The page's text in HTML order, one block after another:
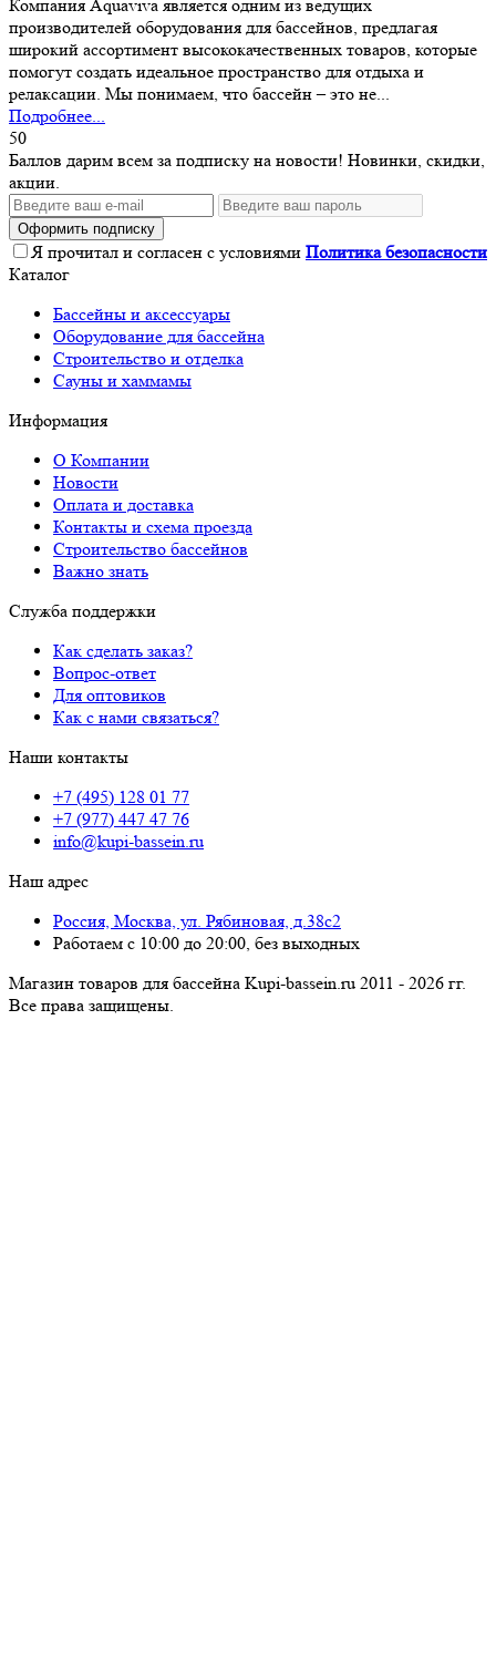
Компания Aquaviva является одним из ведущих
производителей оборудования для бассейнов, предлагая
широкий ассортимент высококачественных товаров, которые
помогут создать идеальное пространство для отдыха и
релаксации. Мы понимаем, что бассейн – это не...
Подробнее...
50
Баллов дарим всем за подписку на новости! Новинки, скидки,
акции.
Оформить подписку
Я прочитал и согласен с условиями Политика безопасности
Каталог
Бассейны и аксессуары
Оборудование для бассейна
Строительство и отделка
Сауны и хаммамы
Информация
О Компании
Новости
Оплата и доставка
Контакты и схема проезда
Строительство бассейнов
Важно знать
Служба поддержки
Как сделать заказ?
Вопрос-ответ
Для оптовиков
Как с нами связаться?
Наши контакты
+7 (495) 128 01 77
+7 (977) 447 47 76
info@kupi-bassein.ru
Наш адрес
Россия, Москва, ул. Рябиновая, д.38с2
Работаем с 10:00 до 20:00, без выходных
Магазин товаров для бассейна Kupi-bassein.ru 2011 - 2026 гг.
Все пра­ва за­щи­ще­ны.